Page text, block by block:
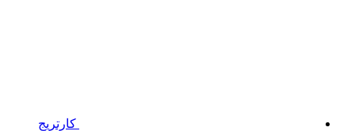
کارتریج